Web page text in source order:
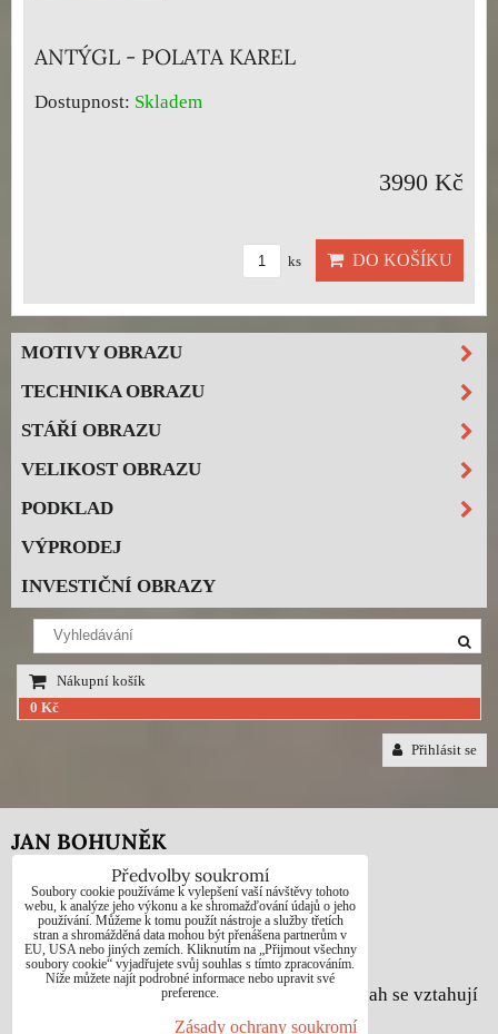
ANTÝGL - POLATA KAREL
Dostupnost: Skladem
3990 Kč
ks DO KOŠÍKU
MOTIVY OBRAZU
TECHNIKA OBRAZU
STÁŘÍ OBRAZU
VELIKOST OBRAZU
PODKLAD
VÝPRODEJ
INVESTIČNÍ OBRAZY
Nákupní košík
0 Kč
Přihlásit se
JAN BOHUNĚK
Telefon: +420725021832
e-mail: 1jab@seznam.cz
web: www.prodej-obrazy.eu
© Jan Bohuněk - Na všechny fotografie a obsah se vztahují
autorská práva dle zákona č. 121/2000 Sb.
Předvolby soukromí
Soubory cookie používáme k vylepšení vaší návštěvy tohoto
webu, k analýze jeho výkonu a ke shromažďování údajů o jeho
používání. Můžeme k tomu použít nástroje a služby třetích
stran a shromážděná data mohou být přenášena partnerům v
EU, USA nebo jiných zemích. Kliknutím na „Přijmout všechny
soubory cookie“ vyjadřujete svůj souhlas s tímto zpracováním.
Níže můžete najít podrobné informace nebo upravit své
preference.
Zásady ochrany soukromí